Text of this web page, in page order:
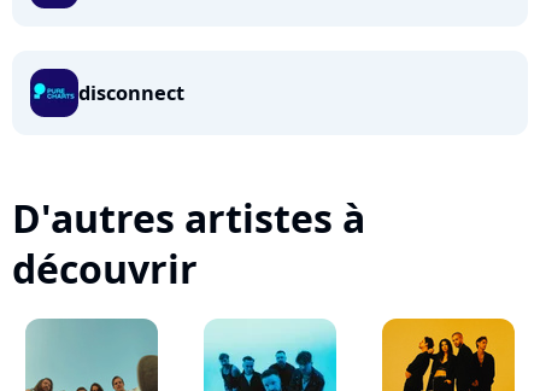
disconnect
D'autres artistes à
découvrir